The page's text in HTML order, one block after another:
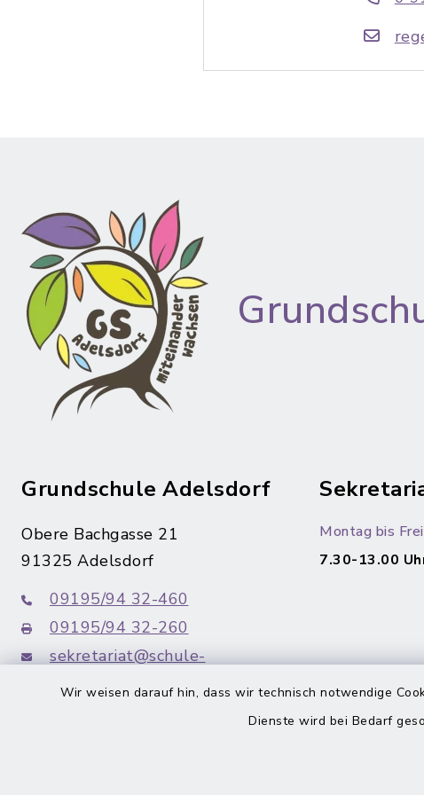
Wir weisen darauf hin, dass wir technisch notwendige
Dienste wird bei Bedarf
Grundschule Adelsdorf
Obere Bachgasse 21
91325 Adelsdorf
09195/94 32-460
09195/94 32-260
sekretariat@schule-
Montag bis
7.30-13.00